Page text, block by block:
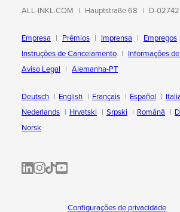
ALL-INKL.COM Hauptstraße 68 D-
Empresa Prêmios Imprensa Empregos
Instruções de Cancelamento
Informações
Aviso Legal
Alemanha-PT
Deutsch English Français Español
Nederlands
Hrvatski Srpski Română
Norsk
ALL-INKL.COM | LinkedIn
ALL-INKL.COM • Instagram photos and
ALL-INKL.COM | TikTok
ALLINKL.COM - YouTube
Configurações de privacidade